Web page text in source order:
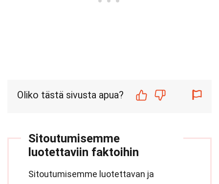
Oliko tästä sivusta apua?
Sitoutumisemme
luotettaviin faktoihin
Sitoutumisemme luotettavan ja